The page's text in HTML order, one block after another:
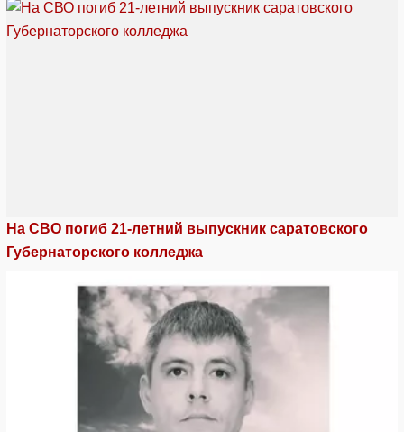
На СВО погиб 21-летний выпускник саратовского
Губернаторского колледжа